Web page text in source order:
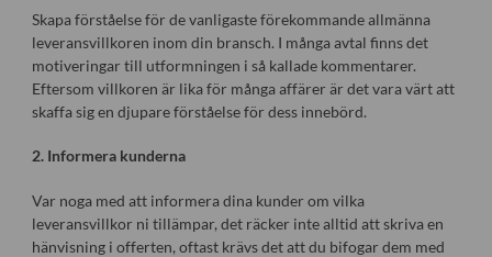
Skapa förståelse för de vanligaste förekommande allmänna
leveransvillkoren inom din bransch. I många avtal finns det
motiveringar till utformningen i så kallade kommentarer.
Eftersom villkoren är lika för många affärer är det vara värt att
skaffa sig en djupare förståelse för dess innebörd.
2. Informera kunderna
Var noga med att informera dina kunder om vilka
leveransvillkor ni tillämpar, det räcker inte alltid att skriva en
hänvisning i offerten, oftast krävs det att du bifogar dem med